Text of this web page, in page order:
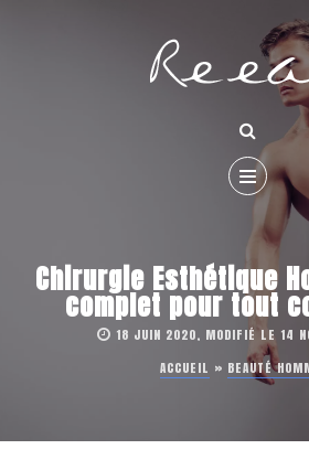
Chirurgie Esthétique
complet pour tout
18 JUIN 2020, MODIFIÉ LE 14
ACCUEIL » BEAUTÉ